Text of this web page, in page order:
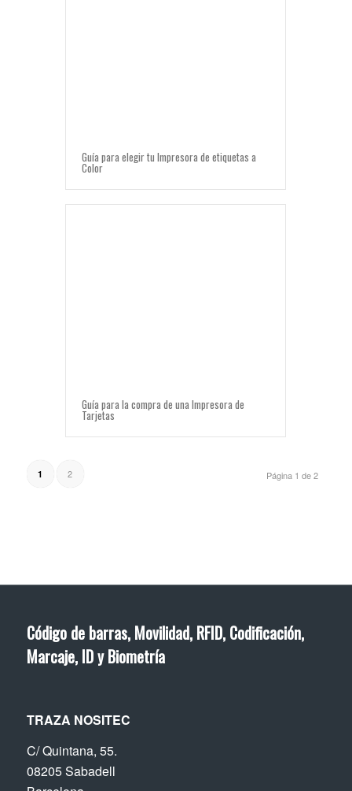
Guía para elegir tu Impresora de etiquetas a
Color
Guía para la compra de una Impresora de
Tarjetas
Página 1 de 2
1 2
Código de barras, Movilidad, RFID, Codificación,
Marcaje, ID y Biometría
TRAZA NOSITEC
C/ Quintana, 55.
08205 Sabadell